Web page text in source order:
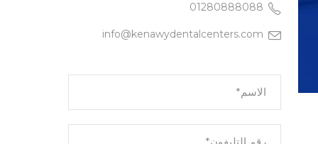
01280888088
info@kenawydentalcenters.com